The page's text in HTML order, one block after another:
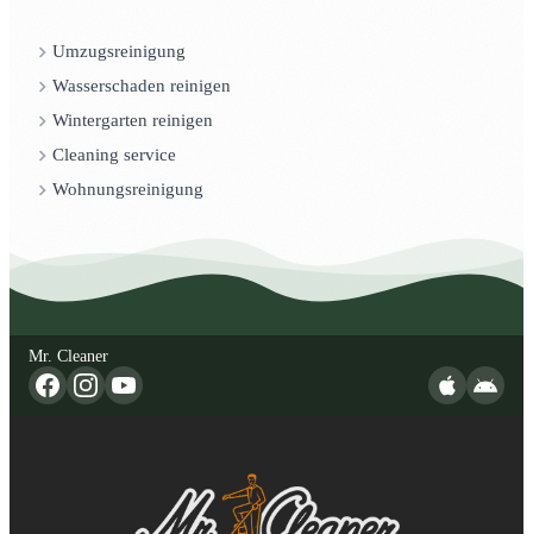
Umzugsreinigung
Wasserschaden reinigen
Wintergarten reinigen
Cleaning service
Wohnungsreinigung
Mr. Cleaner